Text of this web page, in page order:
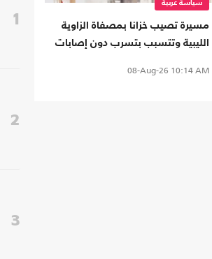
سياسة عربية
مسيرة تصيب خزانا بمصفاة الزاوية
الليبية وتتسبب بتسرب دون إصابات
08-Aug-26 10:14 AM
1
2
3